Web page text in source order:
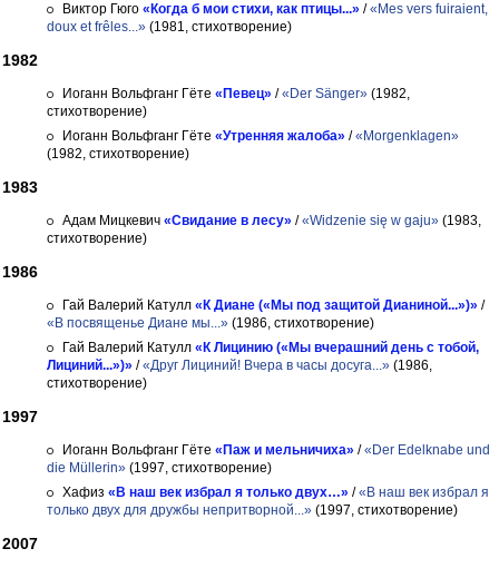
Виктор Гюго «Когда б мои стихи, как птицы...» /«Mes vers fuiraient,
doux et frêles...» (1981, стихотворение)
1982
Иоганн Вольфганг Гёте «Певец» /«Der Sänger» (1982,
стихотворение)
Иоганн Вольфганг Гёте «Утренняя жалоба» /«Morgenklagen»
(1982, стихотворение)
1983
Адам Мицкевич «Свидание в лесу» /«Widzenie się w gaju» (1983,
стихотворение)
1986
Гай Валерий Катулл «К Диане («Мы под защитой Дианиной...»)» /
«В посвященье Диане мы...» (1986, стихотворение)
Гай Валерий Катулл «К Лицинию («Мы вчерашний день с тобой,
Лициний...»)» /«Друг Лициний! Вчера в часы досуга...» (1986,
стихотворение)
1997
Иоганн Вольфганг Гёте «Паж и мельничиха» /«Der Edelknabe und
die Müllerin» (1997, стихотворение)
Хафиз «В наш век избрал я только двух…» /«В наш век избрал я
только двух для дружбы непритворной...» (1997, стихотворение)
2007